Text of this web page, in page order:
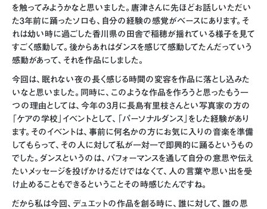
を触ってみようかなと思いました。唐津さんに先ほどお話しいただい
た3年前に踊ったソロも、自分の経験の感覚がベースにあります。そ
れは幼い時に過ごした香川県の田舎で稲穂が揺れている様子を見て
すごく感動して。後からあれはダンスを感じて感動してたんだっていう
感動があって、それを作品にしました。
今回は、眠れない夜の長く感じる時間の変容を作品に落とし込みた
いなと思いました。同時に、このような作品を作ろうと思ったもう一
つの理由としては、今年の3月に長島有里枝さんとい写真家の方の
「ケアの学校」イベントとして、「パーソナルダンス」をした経験があり
ます。そのイベントは、事前に何名かの方にお気に入りの音楽を準備
してもらって、その人に対して私が一対一で即興的に踊るというもの
でした。ダンスというのは、パフォーマンスを通して自分の意思や伝え
たいメッセージを投げかけるだけではなくて、人の言葉や思い出を受
け止めることもできるということその時感じたんですね。
だから私は今回、デュエットの作品を創る時に、誰に対して、誰の思